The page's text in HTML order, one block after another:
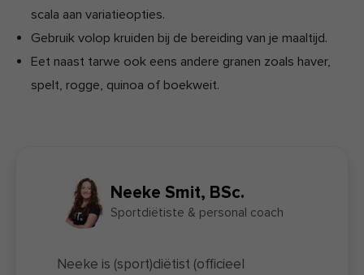
scala aan variatieopties.
Gebruik volop kruiden bij de bereiding van je maaltijd.
Eet naast tarwe ook eens andere granen zoals haver,
spelt, rogge, quinoa of boekweit.
Neeke Smit, BSc.
Sportdiëtiste & personal coach
Neeke is (sport)diëtist (officieel